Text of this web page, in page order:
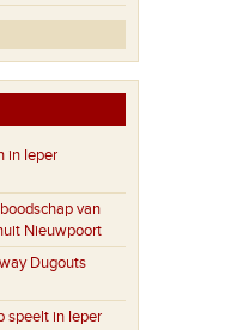
in Ieper
van
Nieuwpoort
Dugouts
speelt in Ieper